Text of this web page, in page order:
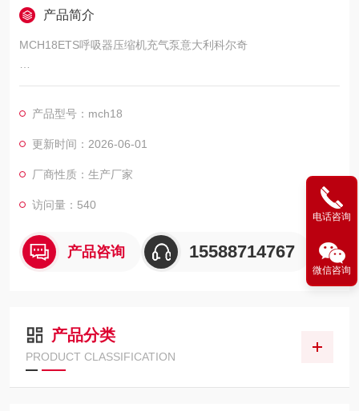
产品简介
MCH18ETS呼吸器压缩机充气泵意大利科尔奇
MCH18/ETS呼吸器压缩机 正压式高压呼吸空气充气泵 意大利科
山东莫尔斯电气科技有限公司-----销售和代理科尔奇空气压缩
机，充填泵，空气呼吸器充气泵及配件，24小时售后维修团队提
及故障维修保养请咨询我司工作人员，我们愿竭诚为您服务
产品型号：mch18
更新时间：2026-06-01
厂商性质：生产厂家
访问量：540
产品咨询 15588714767
产品分类
PRODUCT CLASSIFICATION
电话咨询
微信咨询